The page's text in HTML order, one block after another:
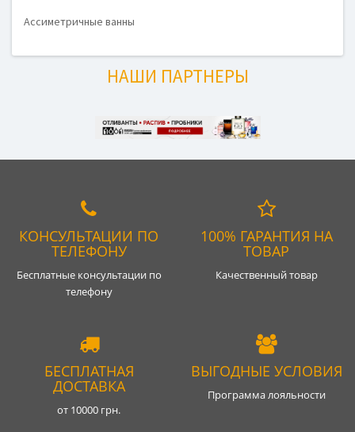
Ассиметричные ванны
НАШИ ПАРТНЕРЫ
КОНСУЛЬТАЦИИ ПО
ТЕЛЕФОНУ
Бесплатные консультации по
телефону
100% ГАРАНТИЯ НА
ТОВАР
Качественный товар
БЕСПЛАТНАЯ
ДОСТАВКА
от 10000 грн.
ВЫГОДНЫЕ УСЛОВИЯ
Программа лояльности